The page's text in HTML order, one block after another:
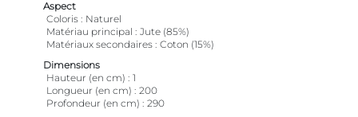
Aspect
Coloris
Naturel
Matériau principal
Jute (85%)
Matériaux secondaires Coton (15%)
Dimensions
Hauteur (en cm)
1
Longueur (en cm)
200
Profondeur (en cm)
290